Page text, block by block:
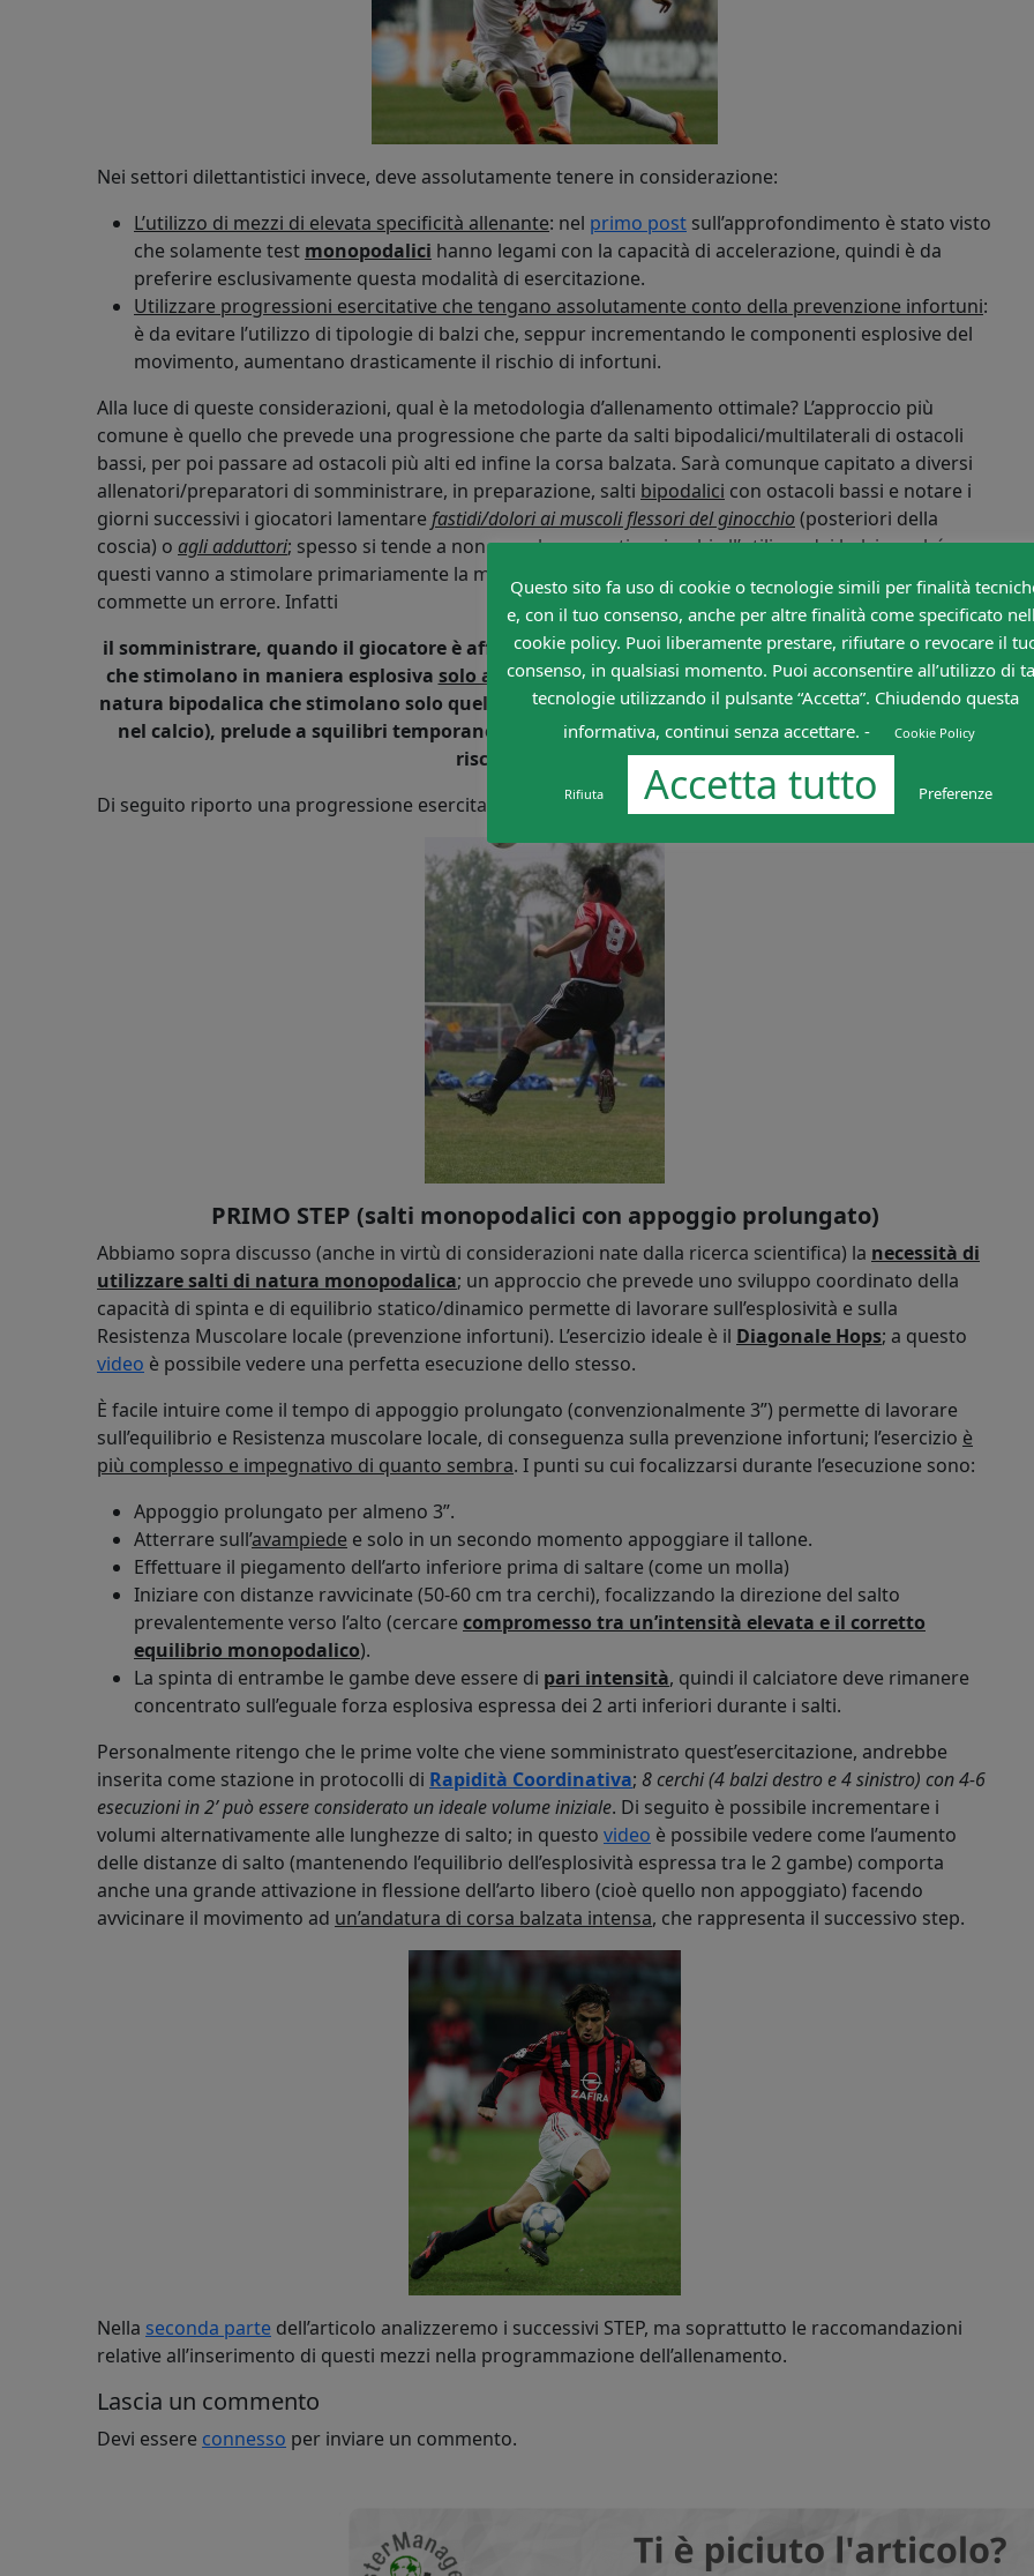
Nei settori dilettantistici invece, deve assolutamente tenere in considerazione:
L’utilizzo di mezzi di elevata specificità allenante: nel primo post sull’approfondimento è stato visto
che solamente test monopodalici hanno legami con la capacità di accelerazione, quindi è da
preferire esclusivamente questa modalità di esercitazione.
Utilizzare progressioni esercitative che tengano assolutamente conto della prevenzione infortuni:
è da evitare l’utilizzo di tipologie di balzi che, seppur incrementando le componenti esplosive del
movimento, aumentano drasticamente il rischio di infortuni.
Alla luce di queste considerazioni, qual è la metodologia d’allenamento ottimale? L’approccio più
comune è quello che prevede una progressione che parte da salti bipodalici/multilaterali di ostacoli
bassi, per poi passare ad ostacoli più alti ed infine la corsa balzata. Sarà comunque capitato a diversi
allenatori/preparatori di somministrare, in preparazione, salti bipodalici con ostacoli bassi e notare i
giorni successivi i giocatori lamentare fastidi/dolori ai muscoli flessori del ginocchio(posteriori della
coscia) o agli adduttori; spesso si tende a non correlare questi acciacchi all’utilizzo dei balzi perché
questi vanno a stimolare primariamente la muscolatura estensoria (quadricipite e tricipite), ma si
commette un errore. Infatti
il somministrare, quando il giocatore è affaticato (come può essere in preparazione), movimenti
che stimolano in maniera esplosiva solo alcune catene cinetiche del movimento(come i balzi di
natura bipodalica che stimolano solo quella estensoria e per di più in un appoggio non utilizzato
nel calcio), prelude a squilibri temporanei dei pattern motori con conseguente incremento di
rischio di infortuni.
Di seguito riporto una progressione esercitativi che ritengo più adeguata, per i motivi citati sopra.
PRIMO STEP (salti monopodalici con appoggio prolungato)
Abbiamo sopra discusso (anche in virtù di considerazioni nate dalla ricerca scientifica) la necessità di
utilizzare salti di natura monopodalica; un approccio che prevede uno sviluppo coordinato della
capacità di spinta e di equilibrio statico/dinamico permette di lavorare sull’esplosività e sulla
Resistenza Muscolare locale (prevenzione infortuni). L’esercizio ideale è il Diagonale Hops; a questo
video è possibile vedere una perfetta esecuzione dello stesso.
È facile intuire come il tempo di appoggio prolungato (convenzionalmente 3”) permette di lavorare
sull’equilibrio e Resistenza muscolare locale, di conseguenza sulla prevenzione infortuni; l’esercizio è
più complesso e impegnativo di quanto sembra. I punti su cui focalizzarsi durante l’esecuzione sono:
Appoggio prolungato per almeno 3”.
Atterrare sull’avampiede e solo in un secondo momento appoggiare il tallone.
Effettuare il piegamento dell’arto inferiore prima di saltare (come un molla)
Iniziare con distanze ravvicinate (50-60 cm tra cerchi), focalizzando la direzione del salto
prevalentemente verso l’alto (cercare compromesso tra un’intensità elevata e il corretto
equilibrio monopodalico).
La spinta di entrambe le gambe deve essere di pari intensità, quindi il calciatore deve rimanere
concentrato sull’eguale forza esplosiva espressa dei 2 arti inferiori durante i salti.
Personalmente ritengo che le prime volte che viene somministrato quest’esercitazione, andrebbe
inserita come stazione in protocolli di Rapidità Coordinativa; 8 cerchi (4 balzi destro e 4 sinistro) con 4-6
esecuzioni in 2’ può essere considerato un ideale volume iniziale. Di seguito è possibile incrementare i
volumi alternativamente alle lunghezze di salto; in questo video è possibile vedere come l’aumento
delle distanze di salto (mantenendo l’equilibrio dell’esplosività espressa tra le 2 gambe) comporta
anche una grande attivazione in flessione dell’arto libero (cioè quello non appoggiato) facendo
avvicinare il movimento ad un’andatura di corsa balzata intensa, che rappresenta il successivo step.
Nella seconda parte dell’articolo analizzeremo i successivi STEP, ma soprattutto le raccomandazioni
relative all’inserimento di questi mezzi nella programmazione dell’allenamento.
Lascia un commento
Devi essere connesso per inviare un commento.
Questo sito fa uso di cookie o tecnologie simili per finalità
e, con il tuo consenso, anche per altre finalità come specificato
cookie policy. Puoi liberamente prestare, rifiutare o revocare il
consenso, in qualsiasi momento. Puoi acconsentire all’utilizzo di
tecnologie utilizzando il pulsante “Accetta”. Chiudendo questa
informativa, continui senza accettare. -
Cookie Policy
Rifiuta Accetta tutto Preferenze